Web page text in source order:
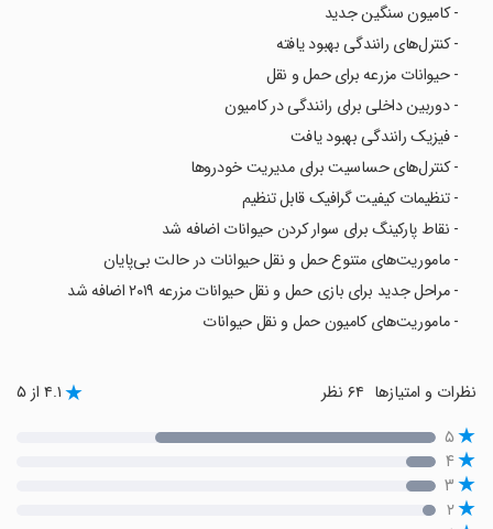
- کامیون سنگین جدید
- کنترل‌های رانندگی بهبود یافته
- حیوانات مزرعه برای حمل و نقل
- دوربین داخلی برای رانندگی در کامیون
- فیزیک رانندگی بهبود یافت
- کنترل‌های حساسیت برای مدیریت خودروها
- تنظیمات کیفیت گرافیک قابل تنظیم
- نقاط پارکینگ برای سوار کردن حیوانات اضافه شد
- ماموریت‌های متنوع حمل و نقل حیوانات در حالت بی‌پایان
- مراحل جدید برای بازی حمل و نقل حیوانات مزرعه ۲۰۱۹ اضافه شد
- ماموریت‌های کامیون حمل و نقل حیوانات
نظرات و امتیازها ۴.۱ از ۵
۵
۴
۳
۲